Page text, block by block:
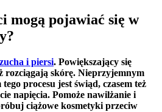
mogą pojawiać się w
i piersi. Powiększający się
rozciągają skórę. Nieprzyjemnym
procesu jest świąd, czasem też
napięcia. Pomoże nawilżanie i
ciążowe kosmetyki przeciw